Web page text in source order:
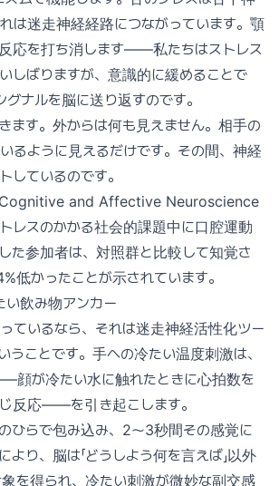
は迷走神経経路につながっています。顎
応を打ち消します——私たちはストレス
しばりますが、意識的に緩めることで
グナルを脳に送り返すのです。
ます。外からは何も見えません。相手の
るように見えるだけです。その間、神経
しているのです。
and Affective Neuroscience
レスのかかる社会的課題中に口腔運動
た参加者は、対照群と比較して知覚さ
低かったことが示されています。
い飲み物アンカー
ているなら、それは迷走神経活性化ツー
うことです。手への冷たい温度刺激は、
顔が冷たい水に触れたときに心拍数を
反応——を引き起こします。
ひらで包み込み、2〜3秒間その感覚に
より、脳は「どうしよう何を言えば」以外
を得られ、冷たい刺激が微妙な副交感